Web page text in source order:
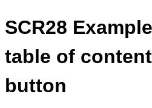
SCR28
table of
button